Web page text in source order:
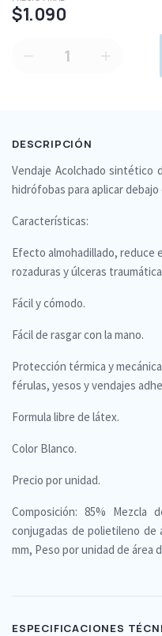
$1.090
1
DESCRIPCIÓN
Vendaje Acolchado sintético
hidrófobas para aplicar
Características:
Efecto almohadillado, reduce
rozaduras y úlceras
Fácil y cómodo.
Fácil de rasgar con la mano.
Protección térmica y
férulas, yesos y vendajes
Formula libre de látex.
Color Blanco.
Precio por unidad.
Composición: 85% Mezcla
conjugadas de polietileno de
mm, Peso por unidad de área
ESPECIFICACIONES